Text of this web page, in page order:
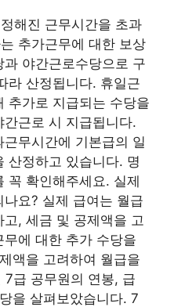
해진 근무시간을 초과
추가근무에 대한 보상
야간근로수당으로 구
라 산정됩니다. 휴일근
추가로 지급되는 수당을
근로 시 지급됩니다.
무시간에 기본급의 일
산정하고 있습니다. 명
꼭 확인해주세요. 실제
요? 실제 급여는 월급
, 세금 및 공제액을 고
에 대한 추가 수당을
액을 고려하여 월급을
급 공무원의 연봉, 급
을 살펴보았습니다. 7